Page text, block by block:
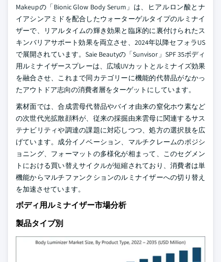
Makeupの「Bionic Glow Body Serum」は、ヒアルロン酸とナ
イアシンアミドを配合したウォーターゲルタイプのルミナイ
ザーで、リアルタイムの輝き効果と臨床的に裏付けられたス
キンバリアサポート効果を両立させ、2024年以降セフォラUS
で展開されています。Saie Beautyの「Sunvisor」SPF 35ボディ
用ルミナイザースプレーは、広域UVカットとルミナイズ効果
を融合させ、これまで同カテゴリーに機能的代替品がなかっ
たアウトドア志向の消費者層をターゲットにしています。
素材面では、合成雲母代替品やバイオ由来の窒化ホウ素など
の次世代光拡散顔料が、従来の採掘由来雲母に関連するサス
テナビリティや調達の課題に対応しつつ、処方の選択肢を広
げています。成分イノベーション、マルチクレームのポジシ
ョニング、フォーマットの多様化が相まって、このセグメン
トにおける買い替えサイクルが短縮されており、消費者は単
機能からマルチファンクションのルミナイザーへの切り替え
を加速させています。
ボディ用ルミナイザー市場分析
製品タイプ別